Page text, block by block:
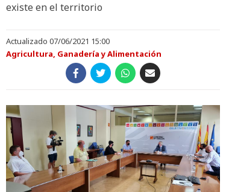
existe en el territorio
Actualizado 07/06/2021 15:00
Agricultura, Ganadería y Alimentación